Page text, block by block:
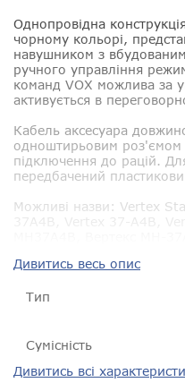
Однопровідна
чорному кольорі,
навушником з
ручного управління
команд VOX можлива за
активується в
Кабель аксесуара
одноштирьовим
підключення до рацій.
передбачений
Можливі назви : Vertex
Дивитись весь опис
Тип
Сумісність
Гарантія
Дивитись всі